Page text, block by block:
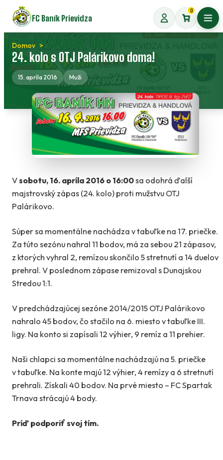
Preskočiť
na
obsah
FC Baník Prievidza
0
Domov
24. kolo s OTJ Palárikovo doma!
15. apríla 2016 Muži
Vsobotu, 16. apríla 2016 o 16:00sa odohrá ďalší
majstrovský zápas (24. kolo) proti mužstvu OTJ
Palárikovo.
Súper sa momentálne nachádza v tabuľke na 17. priečke.
Za túto sezónu nahral 11 bodov, má za sebou 21 zápasov,
z ktorých vyhral 2, remízou skončilo 5 stretnutí a 14 duelov
prehral. V poslednom zápase remizoval s Dunajskou
Stredou 1:1.
V predchádzajúcej sezóne 2014/2015 OTJ Palárikovo
nahralo 45 bodov, čo stačilo na 6. miesto v tabuľke III.
ligy. Na konto si zapísali 12 výhier, 9 remíz a 11 prehier.
Naši chlapci sa momentálne nachádzajú na 5. priečke
v tabuľke. Na konte majú 12 výhier, 4 remízy a 6 stretnutí
prehrali. Získali 40 bodov. Na prvé miesto – FC Spartak
Trnava strácajú 4 body.
Príď podporiť svoj tím.